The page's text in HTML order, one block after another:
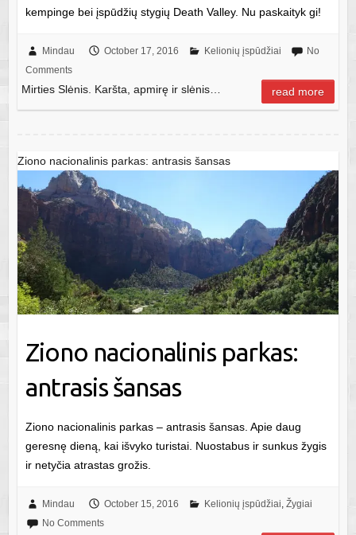
kempinge bei įspūdžių stygių Death Valley. Nu paskaityk gi!
Mindau October 17, 2016 Kelionių įspūdžiai
No
Comments
Mirties Slėnis. Karšta, apmirę ir slėnis… read more
Ziono nacionalinis parkas: antrasis šansas
Ziono nacionalinis parkas:
antrasis šansas
Ziono nacionalinis parkas – antrasis šansas. Apie daug
geresnę dieną, kai išvyko turistai. Nuostabus ir sunkus žygis
ir netyčia atrastas grožis.
Mindau October 15, 2016 Kelionių įspūdžiai, Žygiai
No Comments